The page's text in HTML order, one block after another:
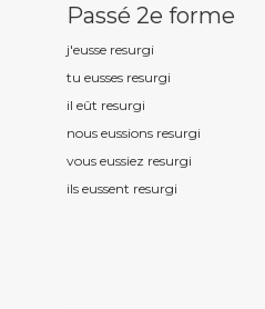
Passé 2e forme
j'eusse resurgi
tu eusses resurgi
il eût resurgi
nous eussions resurgi
vous eussiez resurgi
ils eussent resurgi